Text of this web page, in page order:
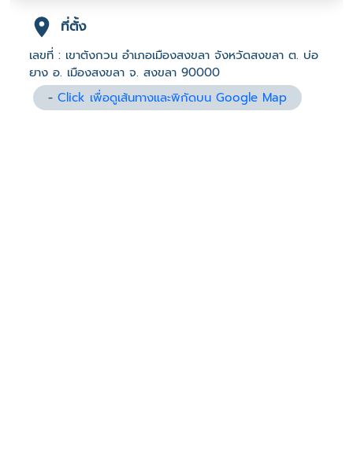
ที่ตั้ง
เลขที่ : เขาตังกวน อำเภอเมืองสงขลา จังหวัดสงขลา ต. บ่อ
ยาง อ. เมืองสงขลา จ. สงขลา 90000
-Click เพื่อดูเส้นทางและพิกัดบน Google Map